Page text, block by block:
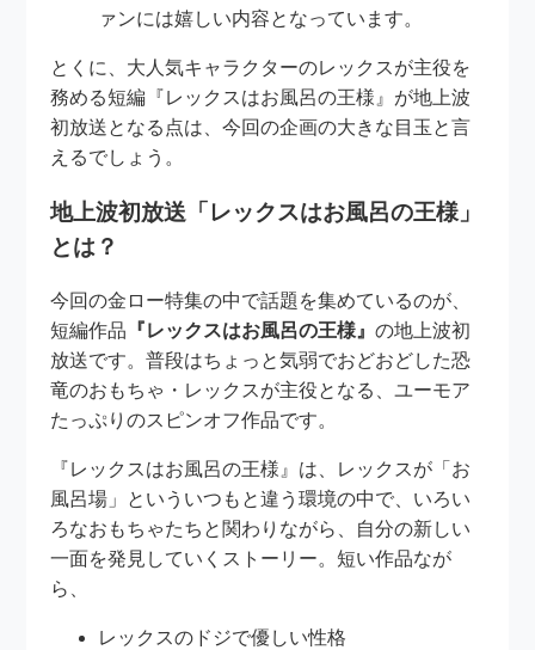
ァンには嬉しい内容となっています。
とくに、大人気キャラクターのレックスが主役を
務める短編『レックスはお風呂の王様』が地上波
初放送となる点は、今回の企画の大きな目玉と言
えるでしょう。
地上波初放送「レックスはお風呂の王様」
とは？
今回の金ロー特集の中で話題を集めているのが、
短編作品 『レックスはお風呂の王様』の地上波初
放送です。普段はちょっと気弱でおどおどした恐
竜のおもちゃ・レックスが主役となる、ユーモア
たっぷりのスピンオフ作品です。
『レックスはお風呂の王様』は、レックスが「お
風呂場」といういつもと違う環境の中で、いろい
ろなおもちゃたちと関わりながら、自分の新しい
一面を発見していくストーリー。短い作品なが
ら、
レックスのドジで優しい性格